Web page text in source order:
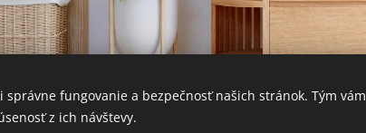
správne fungovanie a bezpečnosť našich stránok. Tým vám
z ich návštevy.